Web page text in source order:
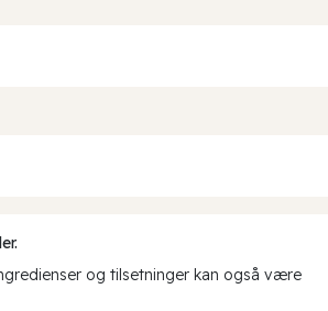
og tilsetninger kan også være